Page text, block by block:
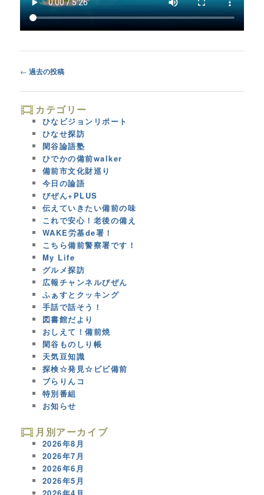
Post
← 過去の投稿
カテゴリー
ひなビジョンリポート
ひなせ探訪
閑谷論語塾
ひでかの備前walker
備前市文化財巡り
今日の論語
びぜん+PLUS
伝えていきたい備前の味
これで安心！老後の備え
WAKE労基de署！
こちら備前警察署です！
My Life
グルメ探訪
広報チャンネルびぜん
ふぁすとクッキング
手話で話そう！
図書館だより
おしえて！備前焼
閑谷ものしり帳
天気豆知識
探検☆発見☆ビビ備前
ブらりんコ
特別番組
お知らせ
月別アーカイブ
2026年8月
2026年7月
2026年6月
2026年5月